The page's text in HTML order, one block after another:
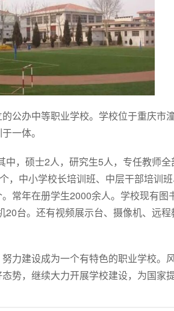
公办中等职业学校。学校位于重庆市
一体。
，硕士2人，研究生5人，专任教师
，中小学校长培训班、中层干部培训
常年在册学生2000余人。学校现有图
台。还有视频展示台、摄像机、远
力建设成为一个有特色的职业学校。
势，继续大力开展学校建设，为国家